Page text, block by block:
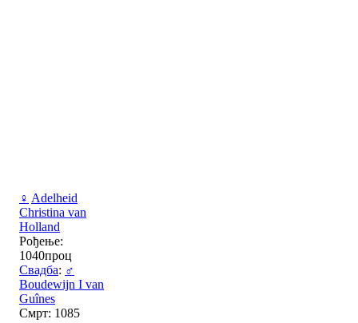
♀ Adelheid
Christina van
Holland
Рођење:
1040проц
Свадба: ♂
Boudewijn I van
Guînes
Смрт: 1085